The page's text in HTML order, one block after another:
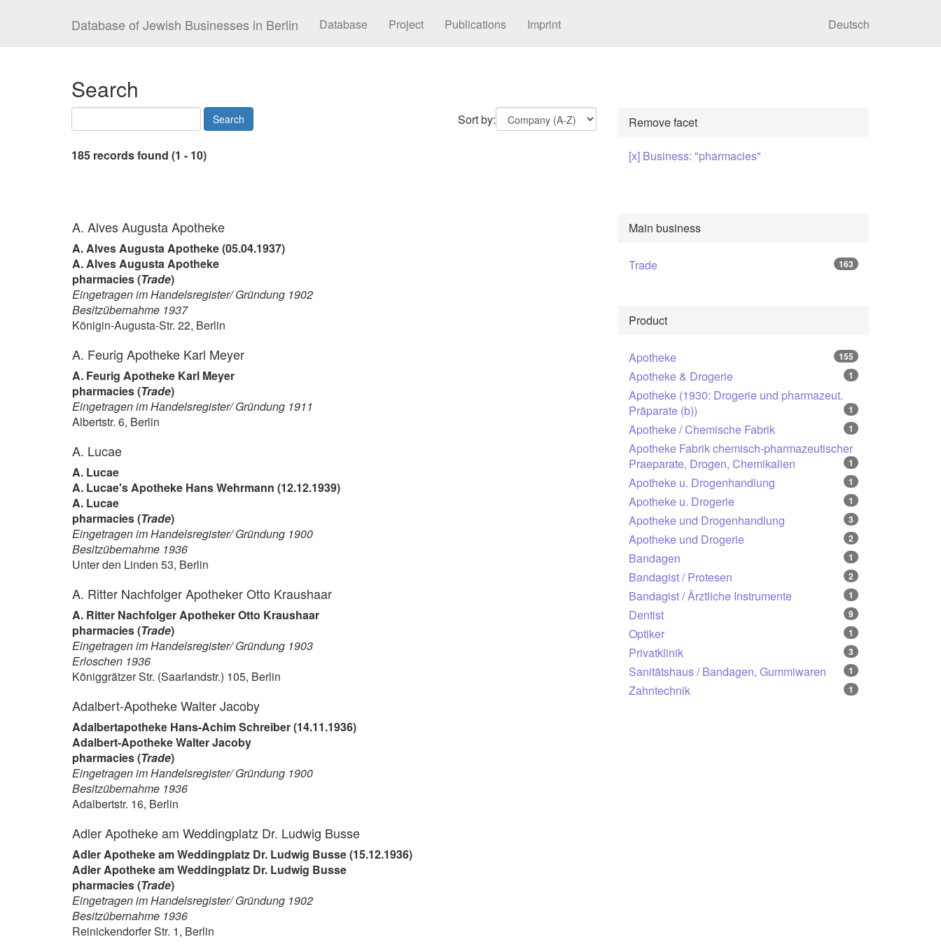
Database of Jewish Businesses in Berlin Database Project Publications Imprint Deutsch
Search
Sort by:
185 records found (1 - 10)
Remove facet
[x] Business: "pharmacies"
A. Alves Augusta Apotheke
A. Alves Augusta Apotheke (05.04.1937)
A. Alves Augusta Apotheke
pharmacies (Trade)
Eingetragen im Handelsregister/ Gründung 1902
Besitzübernahme 1937
Königin-Augusta-Str. 22, Berlin
A. Feurig Apotheke Karl Meyer
A. Feurig Apotheke Karl Meyer
pharmacies (Trade)
Eingetragen im Handelsregister/ Gründung 1911
Albertstr. 6, Berlin
A. Lucae
A. Lucae
A. Lucae's Apotheke Hans Wehrmann (12.12.1939)
A. Lucae
pharmacies (Trade)
Eingetragen im Handelsregister/ Gründung 1900
Besitzübernahme 1936
Unter den Linden 53, Berlin
A. Ritter Nachfolger Apotheker Otto Kraushaar
A. Ritter Nachfolger Apotheker Otto Kraushaar
pharmacies (Trade)
Eingetragen im Handelsregister/ Gründung 1903
Erloschen 1936
Königgrätzer Str. (Saarlandstr.) 105, Berlin
Adalbert-Apotheke Walter Jacoby
Adalbertapotheke Hans-Achim Schreiber (14.11.1936)
Adalbert-Apotheke Walter Jacoby
pharmacies (Trade)
Eingetragen im Handelsregister/ Gründung 1900
Besitzübernahme 1936
Adalbertstr. 16, Berlin
Adler Apotheke am Weddingplatz Dr. Ludwig Busse
Adler Apotheke am Weddingplatz Dr. Ludwig Busse (15.12.1936)
Adler Apotheke am Weddingplatz Dr. Ludwig Busse
pharmacies (Trade)
Eingetragen im Handelsregister/ Gründung 1902
Besitzübernahme 1936
Reinickendorfer Str. 1, Berlin
Main business
Trade 163
Product
Apotheke 155
Apotheke & Drogerie 1
Apotheke (1930: Drogerie und pharmazeut.
Präparate (b))
1
Apotheke / Chemische Fabrik 1
Apotheke Fabrik chemisch-pharmazeutischer
Praeparate, Drogen, Chemikalien
1
Apotheke u. Drogenhandlung 1
Apotheke u. Drogerie 1
Apotheke und Drogenhandlung 3
Apotheke und Drogerie 2
Bandagen 1
Bandagist / Protesen 2
Bandagist / Ärztliche Instrumente 1
Dentist 9
Optiker 1
Privatklinik 3
Sanitätshaus / Bandagen, Gummiwaren 1
Zahntechnik 1